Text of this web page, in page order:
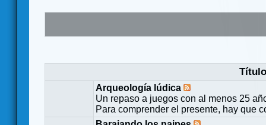
Título
Arqueología lúdica
Un repaso a juegos con al menos 25
Para comprender el presente, hay que